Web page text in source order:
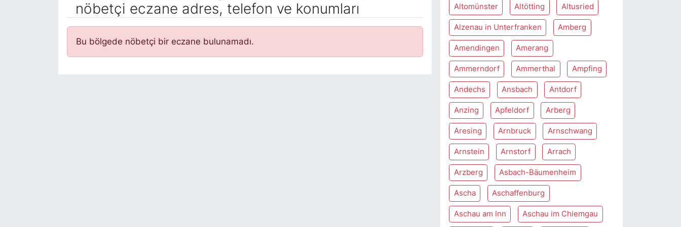
nöbetçi eczane adres, telefon ve konumları
Bu bölgede nöbetçi bir eczane bulunamadı.
Altomünster Altötting Altusried
Alzenau in Unterfranken Amberg
Amendingen Amerang
Ammerndorf Ammerthal Ampfing
Andechs Ansbach Antdorf
Anzing Apfeldorf Arberg
Aresing Arnbruck Arnschwang
Arnstein Arnstorf Arrach
Arzberg Asbach-Bäumenheim
Ascha Aschaffenburg
Aschau am Inn Aschau im Chiemgau